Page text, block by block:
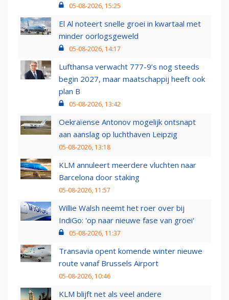
05-08-2026, 15:25
El Al noteert snelle groei in kwartaal met
minder oorlogsgeweld
05-08-2026, 14:17
Lufthansa verwacht 777-9’s nog steeds
begin 2027, maar maatschappij heeft ook
plan B
05-08-2026, 13:42
Oekraïense Antonov mogelijk ontsnapt
aan aanslag op luchthaven Leipzig
05-08-2026, 13:18
KLM annuleert meerdere vluchten naar
Barcelona door staking
05-08-2026, 11:57
Willie Walsh neemt het roer over bij
IndiGo: 'op naar nieuwe fase van groei'
05-08-2026, 11:37
Transavia opent komende winter nieuwe
route vanaf Brussels Airport
05-08-2026, 10:46
KLM blijft net als veel andere